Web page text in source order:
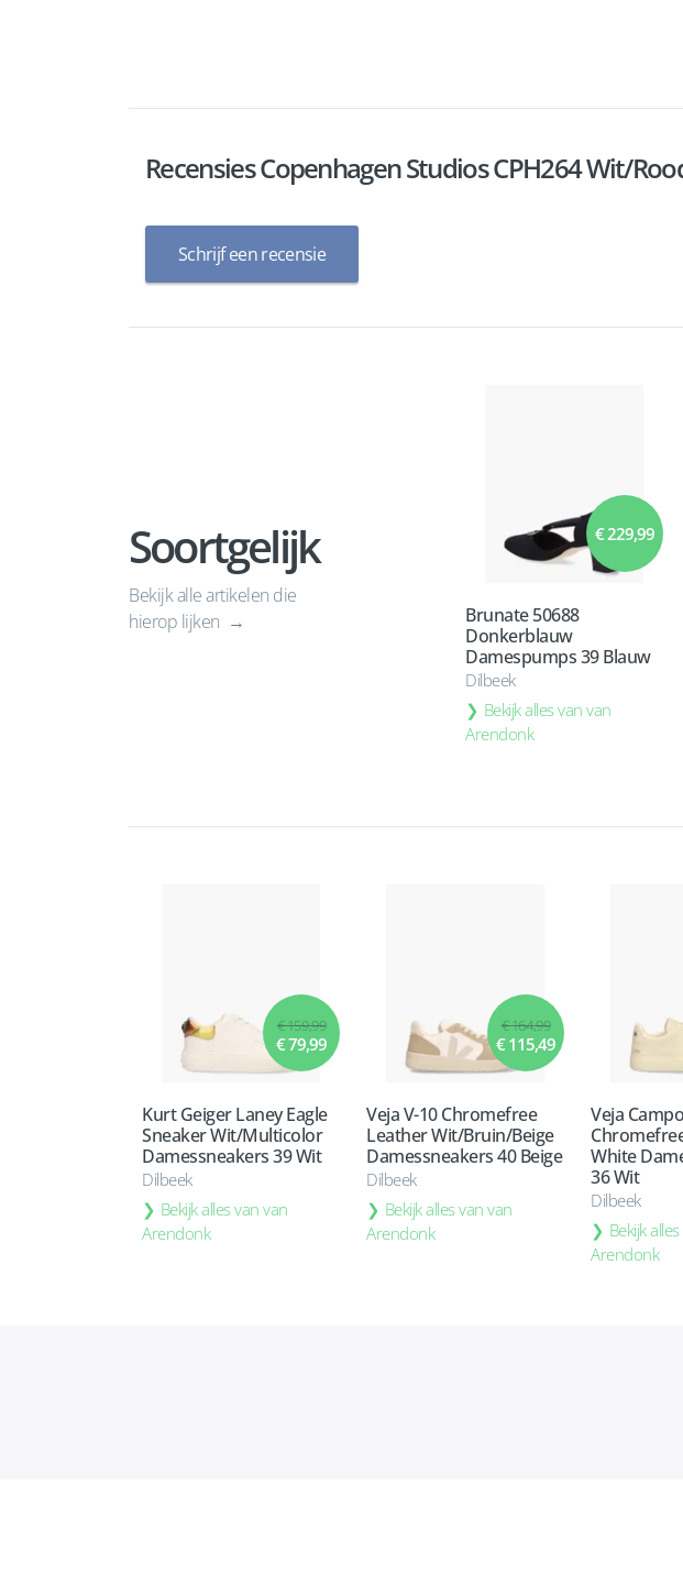
Recensies Copenhagen Studios CPH264 Wit/
Schrijf een recensie
Soortgelijk
Bekijk alle artikelen die
hierop lijken
€ 229,99
Brunate 50688
Donkerblauw
Damespumps 39 Blauw
Dilbeek
Bekijk alles van van
Arendonk
€ 159,99
€ 79,99
Kurt Geiger Laney Eagle
Sneaker Wit/Multicolor
Damessneakers 39 Wit
Dilbeek
Bekijk alles van van
Arendonk
€ 164,99
€ 115,49
Veja V-10 Chromefree
Leather Wit/Bruin/Beige
Damessneakers 40 Beige
Dilbeek
Bekijk alles van van
Arendonk
Veja
White
36 Wit
Dilbeek
Bekijk
Arendonk